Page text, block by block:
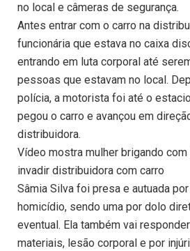
no local e câmeras de segurança.
Antes entrar com o carro na
funcionária que estava no caixa
entrando em luta corporal até
pessoas que estavam no local.
polícia, a motorista foi até o
pegou o carro e avançou em
distribuidora.
Vídeo mostra mulher brigando
invadir distribuidora com carro
Sâmia Silva foi presa e autuada
homicídio, sendo uma por dolo
eventual. Ela também vai
materiais, lesão corporal e por